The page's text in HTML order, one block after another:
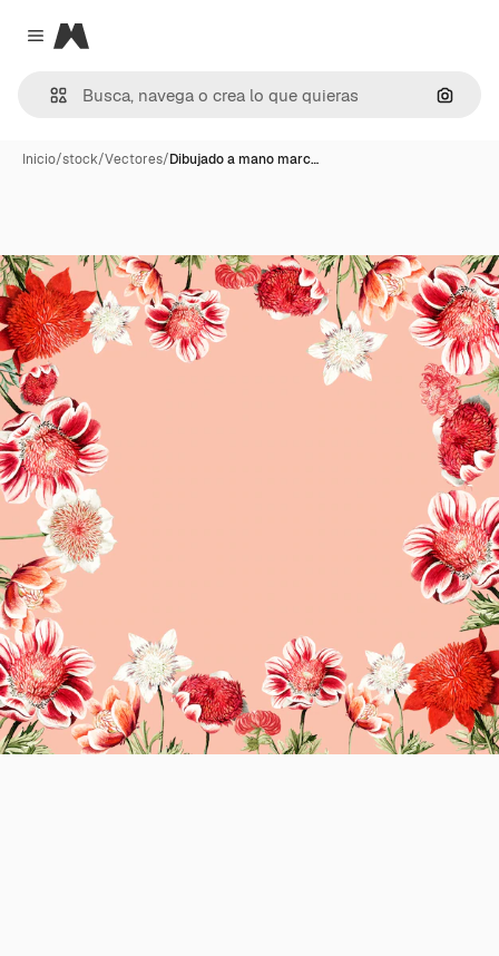
Close menu
Magnific
Inicio/stock/Vectores/Dibujado a mano marc…